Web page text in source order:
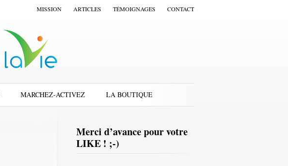
MISSION ARTICLES TÉMOIGNAGES CONTACT
MARCHEZ-ACTIVEZ LA BOUTIQUE
Merci d’avance pour votre
LIKE ! ;-)